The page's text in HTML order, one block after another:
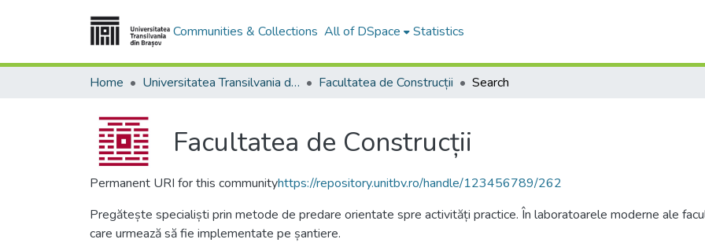
Communities & Collections All of DSpace Statistics
Home Universitatea Transilvania din Brasov Facultatea de Construcții Search
Facultatea de Construcții
Permanent URI for this communityhttps://repository.unitbv.ro/handle/123456789/262
Pregătește specialiști prin metode de predare orientate spre activități practice. În laboratoarele moderne ale
care urmează să fie implementate pe șantiere.